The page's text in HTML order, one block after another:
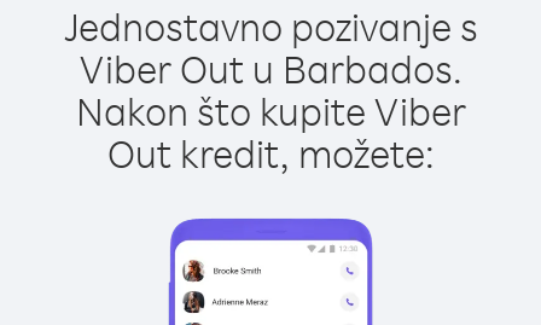
Jednostavno pozivanje s
Viber Out u Barbados.
Nakon što kupite Viber
Out kredit, možete: